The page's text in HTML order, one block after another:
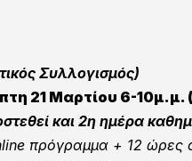
Συλλογισμός)
21 Μαρτίου 6-10μ.μ.
και 2η ημέρα
πρόγραμμα + 12 ώρες